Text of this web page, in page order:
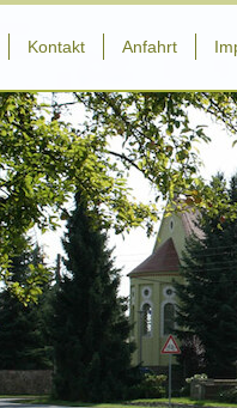
Kontakt Anfahrt